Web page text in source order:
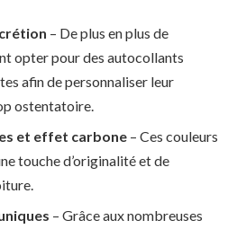
– De plus en plus de
opter pour des autocollants
afin de personnaliser leur
ostentatoire.
et effet carbone – Ces couleurs
touche d’originalité et de
– Grâce aux nombreuses